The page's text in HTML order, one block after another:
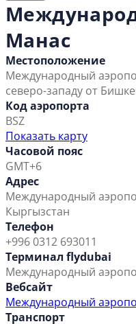
Манас
Местоположение
Международный
северо-западу от
Код аэропорта
BSZ
Показать карту
Часовой пояс
GMT+6
Адрес
Международный
Кыргызстан
Телефон
+996 0312 693011
Терминал flydubai
Международный
Вебсайт
Международный
Транспорт